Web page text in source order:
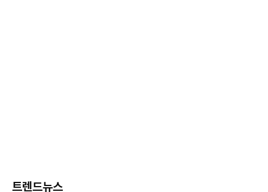
트렌드뉴스